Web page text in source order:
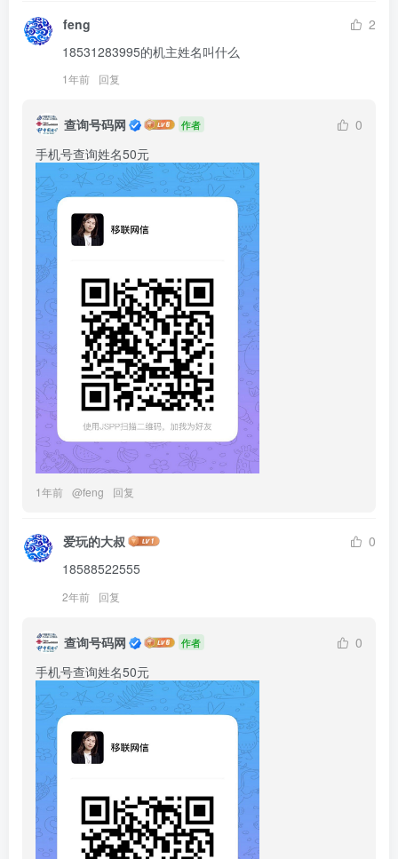
feng
2
18531283995的机主姓名叫什么
1年前 回复
查询号码网 作者
0
手机号查询姓名50元
1年前 @feng 回复
爱玩的大叔
0
18588522555
2年前 回复
查询号码网 作者
0
手机号查询姓名50元